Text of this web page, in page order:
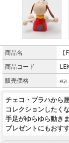
商品名
商品コード
販売価格
チェコ・プラハから
コレクションしたく
手足がゆらゆら動きま
プレゼントにもおす